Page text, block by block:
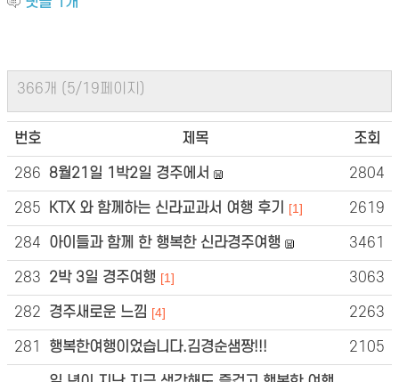
366개 (5/19페이지)
번호 제목 조회
286 8월21일 1박2일 경주에서 2804
285 KTX 와 함께하는 신라교과서 여행 후기 [1] 2619
284 아이들과 함께 한 행복한 신라경주여행 3461
283 2박 3일 경주여행 [1] 3063
282 경주새로운 느낌 [4] 2263
281 행복한여행이었습니다.김경순샘짱!!! 2105